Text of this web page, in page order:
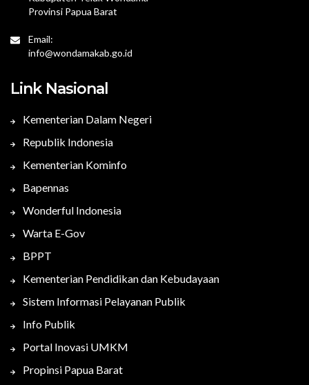
Provinsi Papua Barat
Email:
info@wondamakab.go.id
Link Nasional
Kementerian Dalam Negeri
Republik Indonesia
Kementerian Kominfo
Bapennas
Wonderful Indonesia
Warta E-Gov
BPPT
Kementerian Pendidikan dan Kebudayaan
Sistem Informasi Pelayanan Publik
Info Publik
Portal Inovasi UMKM
Propinsi Papua Barat